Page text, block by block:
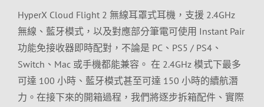
HyperX Cloud Flight 2 無線耳罩式耳機，支援 2.4GHz
無線、藍牙模式，以及對應部分筆電可使用 Instant Pair
功能免接收器即時配對，不論是 PC、PS5 / PS4、
Switch、Mac 或手機都能兼容。 在 2.4GHz 模式下最多
可達 100 小時、藍牙模式甚至可達 150 小時的續航潛
力。在接下來的開箱過程，我們將逐步拆箱配件、實際